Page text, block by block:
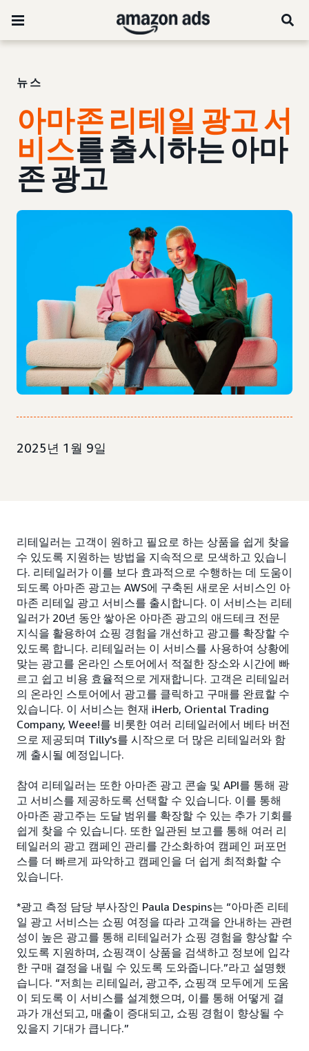
뉴스
아마존 리테일 광고 서
비스를 출시하는 아마
존 광고
2025년 1월 9일
리테일러는 고객이 원하고 필요로 하는 상품을 쉽게 찾을
수 있도록 지원하는 방법을 지속적으로 모색하고 있습니
다. 리테일러가 이를 보다 효과적으로 수행하는 데 도움이
되도록 아마존 광고는 AWS에 구축된 새로운 서비스인 아
마존 리테일 광고 서비스를 출시합니다. 이 서비스는 리테
일러가 20년 동안 쌓아온 아마존 광고의 애드테크 전문
지식을 활용하여 쇼핑 경험을 개선하고 광고를 확장할 수
있도록 합니다. 리테일러는 이 서비스를 사용하여 상황에
맞는 광고를 온라인 스토어에서 적절한 장소와 시간에 빠
르고 쉽고 비용 효율적으로 게재합니다. 고객은 리테일러
의 온라인 스토어에서 광고를 클릭하고 구매를 완료할 수
있습니다. 이 서비스는 현재 iHerb, Oriental Trading
Company, Weee!를 비롯한 여러 리테일러에서 베타 버전
으로 제공되며 Tilly's를 시작으로 더 많은 리테일러와 함
께 출시될 예정입니다.
참여 리테일러는 또한 아마존 광고 콘솔 및 API를 통해 광
고 서비스를 제공하도록 선택할 수 있습니다. 이를 통해
아마존 광고주는 도달 범위를 확장할 수 있는 추가 기회를
쉽게 찾을 수 있습니다. 또한 일관된 보고를 통해 여러 리
테일러의 광고 캠페인 관리를 간소화하여 캠페인 퍼포먼
스를 더 빠르게 파악하고 캠페인을 더 쉽게 최적화할 수
있습니다.
*광고 측정 담당 부사장인 Paula Despins는 “아마존 리테
일 광고 서비스는 쇼핑 여정을 따라 고객을 안내하는 관련
성이 높은 광고를 통해 리테일러가 쇼핑 경험을 향상할 수
있도록 지원하며, 쇼핑객이 상품을 검색하고 정보에 입각
한 구매 결정을 내릴 수 있도록 도와줍니다.”라고 설명했
습니다. “저희는 리테일러, 광고주, 쇼핑객 모두에게 도움
이 되도록 이 서비스를 설계했으며, 이를 통해 어떻게 결
과가 개선되고, 매출이 증대되고, 쇼핑 경험이 향상될 수
있을지 기대가 큽니다.”